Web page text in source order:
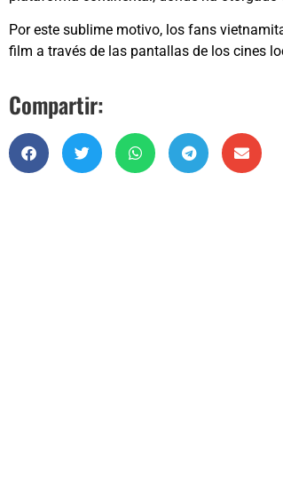
Por este sublime motivo, los fans
film a través de las pantallas de los cines
Compartir: